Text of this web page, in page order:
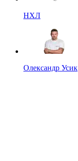
НХЛ
Олександр Усик